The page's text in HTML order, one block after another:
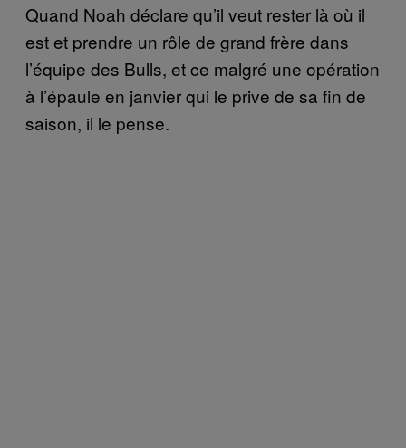
Quand Noah déclare qu’il veut rester là où il
est et prendre un rôle de grand frère dans
l’équipe des Bulls, et ce malgré une opération
à l’épaule en janvier qui le prive de sa fin de
saison, il le pense.